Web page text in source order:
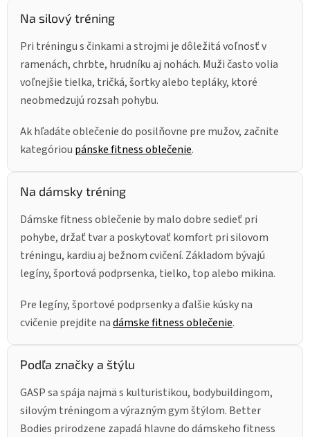
Na silový tréning
Pri tréningu s činkami a strojmi je dôležitá voľnosť v
ramenách, chrbte, hrudníku aj nohách. Muži často volia
voľnejšie tielka, tričká, šortky alebo tepláky, ktoré
neobmedzujú rozsah pohybu.
Ak hľadáte oblečenie do posilňovne pre mužov, začnite
kategóriou pánske fitness oblečenie.
Na dámsky tréning
Dámske fitness oblečenie by malo dobre sedieť pri
pohybe, držať tvar a poskytovať komfort pri silovom
tréningu, kardiu aj bežnom cvičení. Základom bývajú
legíny, športová podprsenka, tielko, top alebo mikina.
Pre legíny, športové podprsenky a ďalšie kúsky na
cvičenie prejdite nadámske fitness oblečenie.
Podľa značky a štýlu
GASP sa spája najmä s kulturistikou, bodybuildingom,
silovým tréningom a výrazným gym štýlom. Better
Bodies prirodzene zapadá hlavne do dámskeho fitness